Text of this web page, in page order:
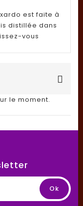
est faite à
distillée dans
vous
le moment.